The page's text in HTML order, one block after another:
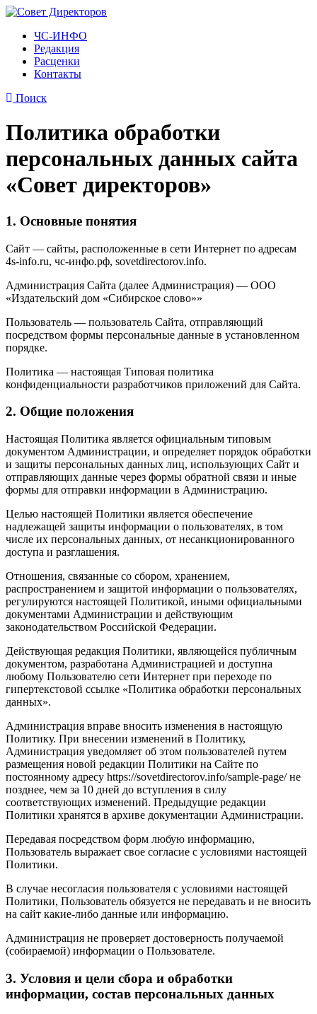
ЧС-ИНФО
Редакция
Расценки
Контакты
Поиск
Политика обработки
персональных данных сайта
«Совет директоров»
1. Основные понятия
Сайт — сайты, расположенные в сети Интернет по адресам
4s-info.ru, чс-инфо.рф, sovetdirectorov.info.
Администрация Сайта (далее Администрация) — ООО
«Издательский дом «Сибирское слово»»
Пользователь — пользователь Сайта, отправляющий
посредством формы персональные данные в установленном
порядке.
Политика — настоящая Типовая политика
конфиденциальности разработчиков приложений для Сайта.
2. Общие положения
Настоящая Политика является официальным типовым
документом Администрации, и определяет порядок обработки
и защиты персональных данных лиц, использующих Сайт и
отправляющих данные через формы обратной связи и иные
формы для отправки информации в Администрацию.
Целью настоящей Политики является обеспечение
надлежащей защиты информации о пользователях, в том
числе их персональных данных, от несанкционированного
доступа и разглашения.
Отношения, связанные со сбором, хранением,
распространением и защитой информации о пользователях,
регулируются настоящей Политикой, иными официальными
документами Администрации и действующим
законодательством Российской Федерации.
Действующая редакция Политики, являющейся публичным
документом, разработана Администрацией и доступна
любому Пользователю сети Интернет при переходе по
гипертекстовой ссылке «Политика обработки персональных
данных».
Администрация вправе вносить изменения в настоящую
Политику. При внесении изменений в Политику,
Администрация уведомляет об этом пользователей путем
размещения новой редакции Политики на Сайте по
постоянному адресу https://sovetdirectorov.info/sample-page/ не
позднее, чем за 10 дней до вступления в силу
соответствующих изменений. Предыдущие редакции
Политики хранятся в архиве документации Администрации.
Передавая посредством форм любую информацию,
Пользователь выражает свое согласие с условиями настоящей
Политики.
В случае несогласия пользователя с условиями настоящей
Политики, Пользователь обязуется не передавать и не вносить
на сайт какие-либо данные или информацию.
Администрация не проверяет достоверность получаемой
(собираемой) информации о Пользователе.
3. Условия и цели сбора и обработки
информации, состав персональных данных